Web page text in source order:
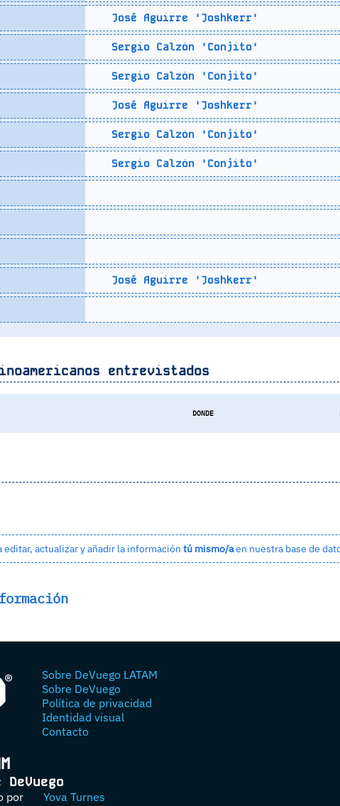
José Aguirre 'Joshkerr'
Sergio Calzón 'Conjito'
Sergio Calzón 'Conjito'
José Aguirre 'Joshkerr'
Sergio Calzón 'Conjito'
Sergio Calzón 'Conjito'
José Aguirre 'Joshkerr'
entrevistados
DONDE
editar, actualizar y añadir la informacióntú mismo/aen nuestra base de
Sobre DeVuego LATAM
Sobre DeVuego
Política de privacidad
Identidad visual
Contacto
por Yova Turnes